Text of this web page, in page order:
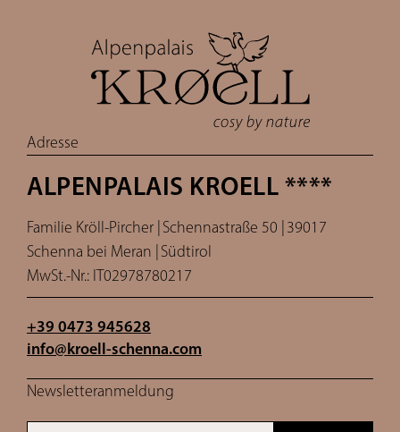
Adresse
ALPENPALAIS KROELL ****
Familie Kröll-Pircher | Schennastraße 50 | 39017
Schenna bei Meran | Südtirol
MwSt.-Nr.: IT02978780217
+39 0473 945628
info@kroell-schenna.com
Newsletteranmeldung